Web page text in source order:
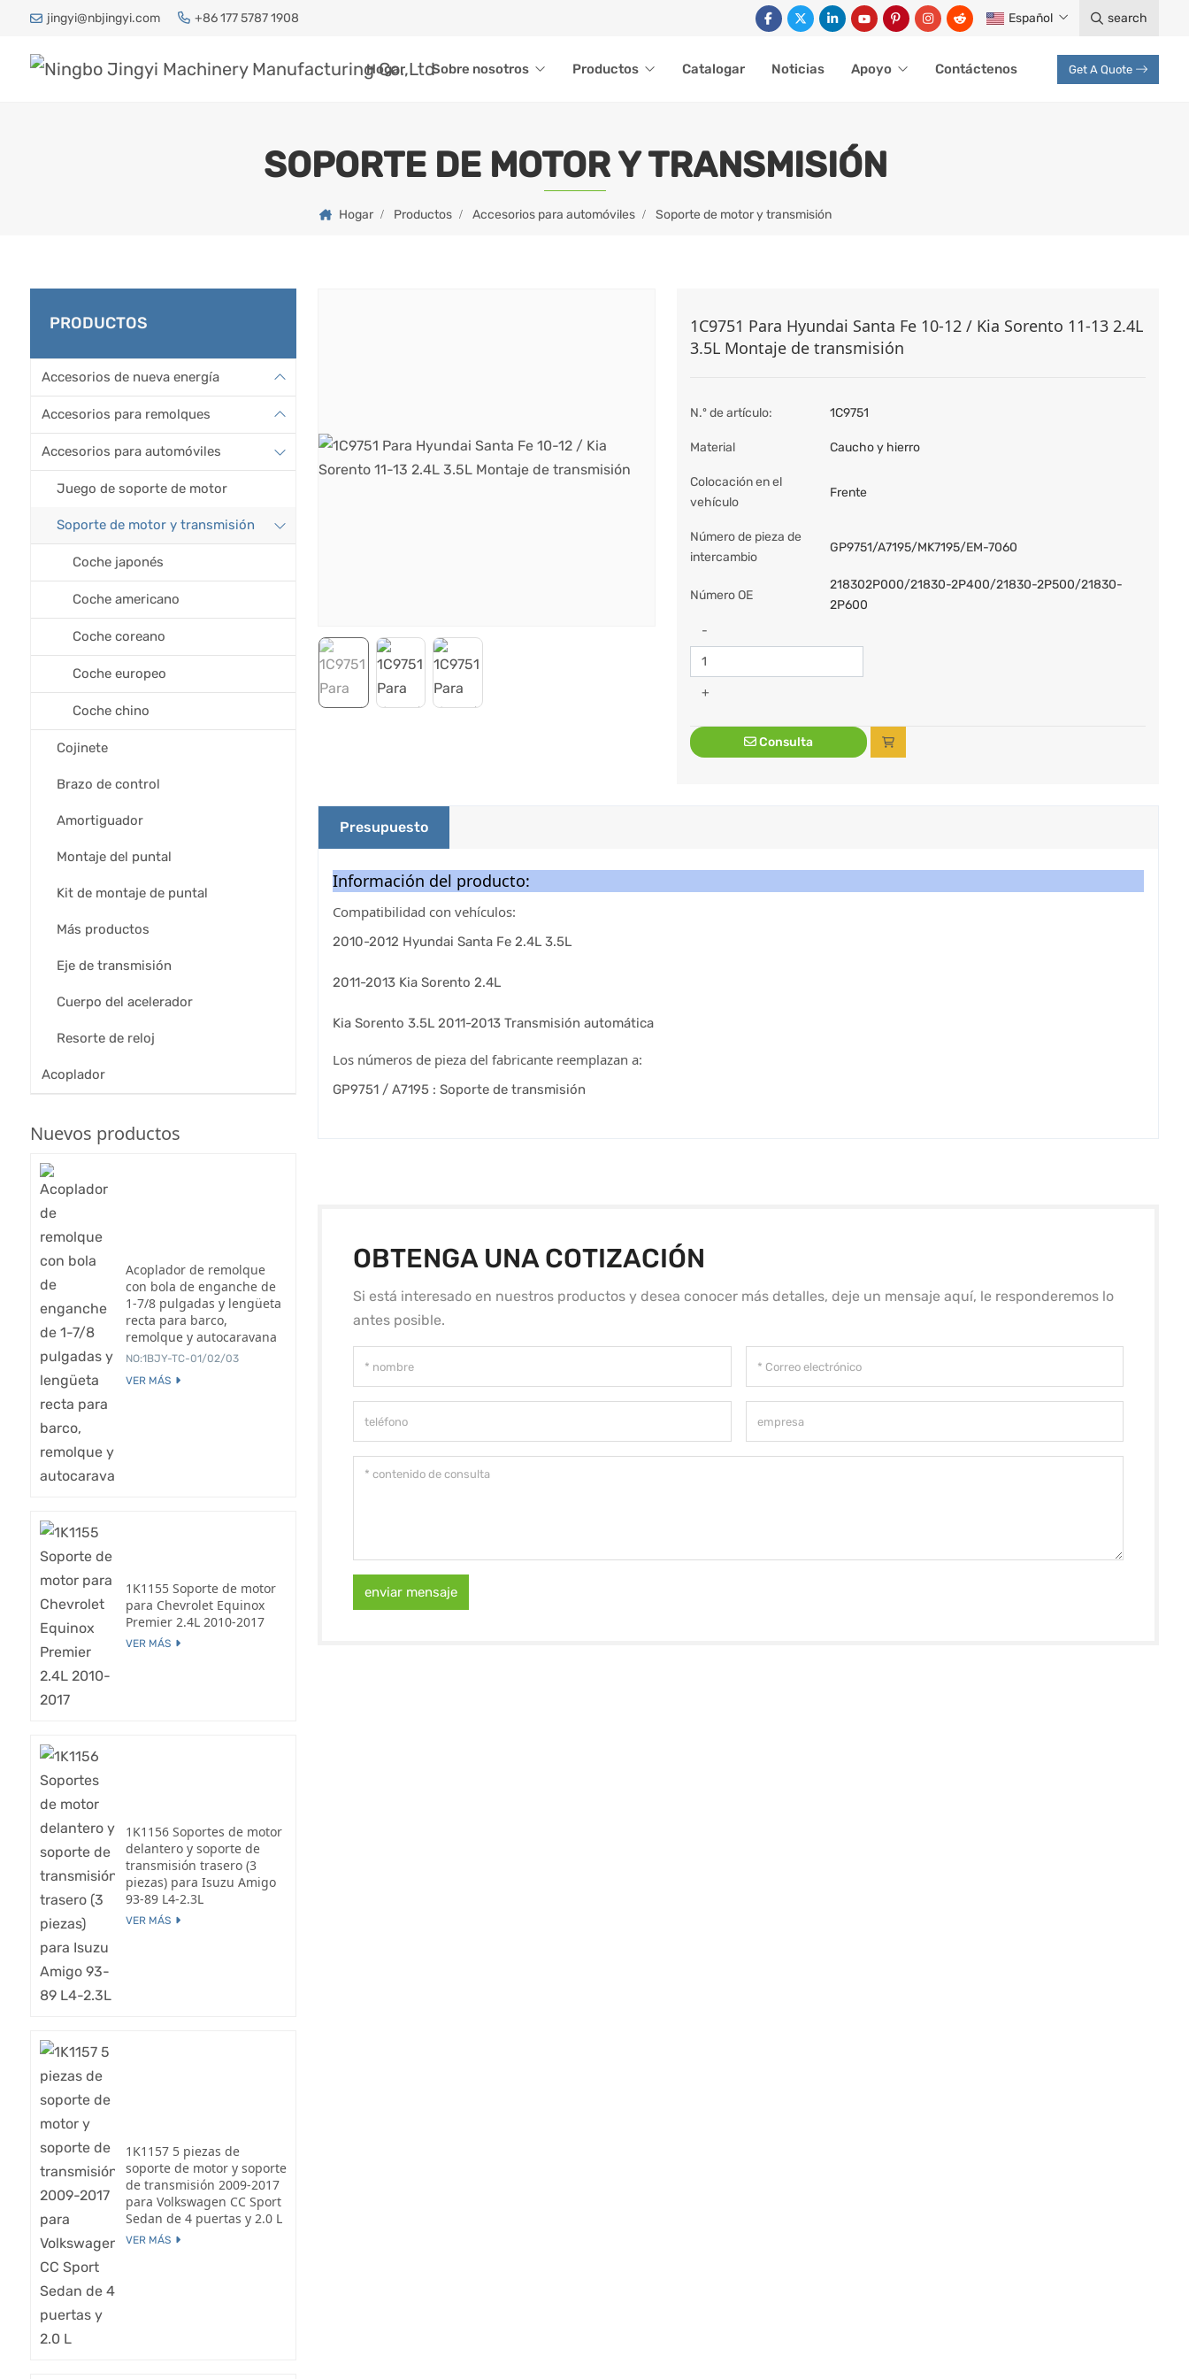
jingyi@nbjingyi.com +86 177 5787 1908 Español search
Hogar Sobre nosotros Productos Catalogar Noticias Apoyo Contáctenos Get A Quote
SOPORTE DE MOTOR Y TRANSMISIÓN
Hogar Productos Accesorios para automóviles Soporte de motor y transmisión
1C9751 Para Hyundai Santa Fe 10-12 / Kia Sorento 11-13 2.4L
3.5L Montaje de transmisión
N.º de artículo: 1C9751
Material Caucho y hierro
Colocación en el
vehículo
Frente
Número de pieza de
intercambio
GP9751/A7195/MK7195/EM-7060
Número OE
218302P000/21830-2P400/21830-2P500/21830-
2P600
-
+
Consulta
Presupuesto
Información del producto:
Compatibilidad con vehículos:
2010-2012 Hyundai Santa Fe 2.4L 3.5L
2011-2013 Kia Sorento 2.4L
Kia Sorento 3.5L 2011-2013 Transmisión automática
Los números de pieza del fabricante reemplazan a:
GP9751 / A7195 : Soporte de transmisión
OBTENGA UNA COTIZACIÓN
Si está interesado en nuestros productos y desea conocer más detalles, deje un mensaje aquí, le responderemos lo
antes posible.
enviar mensaje
PRODUCTOS
Accesorios de nueva energía
Accesorios para remolques
Accesorios para automóviles
Juego de soporte de motor
Soporte de motor y transmisión
Coche japonés
Coche americano
Coche coreano
Coche europeo
Coche chino
Cojinete
Brazo de control
Amortiguador
Montaje del puntal
Kit de montaje de puntal
Más productos
Eje de transmisión
Cuerpo del acelerador
Resorte de reloj
Acoplador
Nuevos productos
Acoplador de remolque
con bola de enganche de
1-7/8 pulgadas y lengüeta
recta para barco,
remolque y autocaravana
NO:1BJY-TC-01/02/03
VER MÁS
1K1155 Soporte de motor
para Chevrolet Equinox
Premier 2.4L 2010-2017
VER MÁS
1K1156 Soportes de motor
delantero y soporte de
transmisión trasero (3
piezas) para Isuzu Amigo
93-89 L4-2.3L
VER MÁS
1K1157 5 piezas de
soporte de motor y soporte
de transmisión 2009-2017
para Volkswagen CC Sport
Sedan de 4 puertas y 2.0 L
VER MÁS